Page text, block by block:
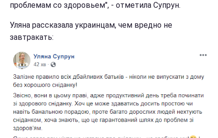
проблемам со здоровьем", - отметила Супрун.
Уляна рассказала украинцам, чем вредно не
завтракать: